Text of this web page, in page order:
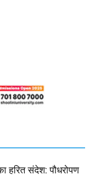
हरित संदेश: पौधरोपण